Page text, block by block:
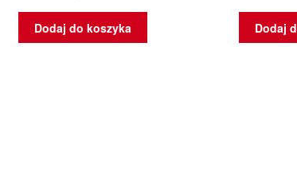
Dodaj do koszyka Dodaj